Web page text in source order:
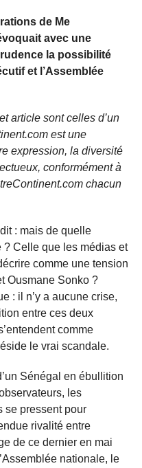
de Me
avec une
la possibilité
et l’Assemblée
article sont celles d’un
est une
expression, la diversité
conformément à
chacun
: mais de quelle
? Celle que les médias et
comme une tension
Ousmane Sonko ?
: il n’y a aucune crise,
entre ces deux
comme
le vrai scandale.
Sénégal en ébullition
les
se pressent pour
rivalité entre
de ce dernier en mai
nationale, le